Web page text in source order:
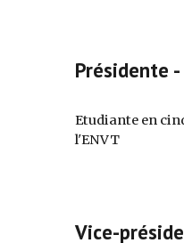
Présidente -
Etudiante en
l'ENVT
Vice-